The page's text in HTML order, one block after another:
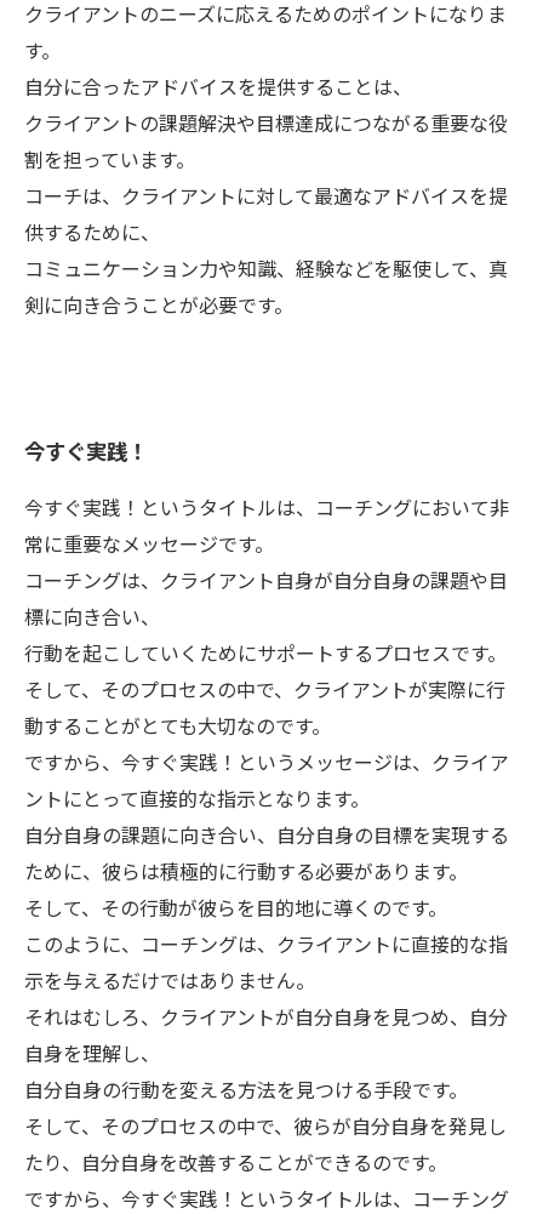
クライアントのニーズに応えるためのポイントになりま
す。
自分に合ったアドバイスを提供することは、
クライアントの課題解決や目標達成につながる重要な役
割を担っています。
コーチは、クライアントに対して最適なアドバイスを提
供するために、
コミュニケーション力や知識、経験などを駆使して、真
剣に向き合うことが必要です。
今すぐ実践！
今すぐ実践！というタイトルは、コーチングにおいて非
常に重要なメッセージです。
コーチングは、クライアント自身が自分自身の課題や目
標に向き合い、
行動を起こしていくためにサポートするプロセスです。
そして、そのプロセスの中で、クライアントが実際に行
動することがとても大切なのです。
ですから、今すぐ実践！というメッセージは、クライア
ントにとって直接的な指示となります。
自分自身の課題に向き合い、自分自身の目標を実現する
ために、彼らは積極的に行動する必要があります。
そして、その行動が彼らを目的地に導くのです。
このように、コーチングは、クライアントに直接的な指
示を与えるだけではありません。
それはむしろ、クライアントが自分自身を見つめ、自分
自身を理解し、
自分自身の行動を変える方法を見つける手段です。
そして、そのプロセスの中で、彼らが自分自身を発見し
たり、自分自身を改善することができるのです。
ですから、今すぐ実践！というタイトルは、コーチング